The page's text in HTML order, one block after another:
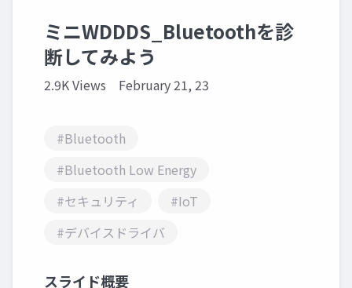
ミニWDDDS_Bluetoothを診
断してみよう
2.9K Views February 21, 23
#Bluetooth
#Bluetooth Low Energy
#セキュリティ
#IoT
#デバイスドライバ
スライド概要